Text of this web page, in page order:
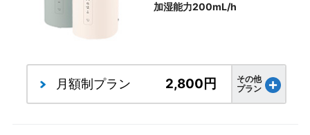
加湿能力200mL/h
月額制 プラン 2,800円
その他
プラン